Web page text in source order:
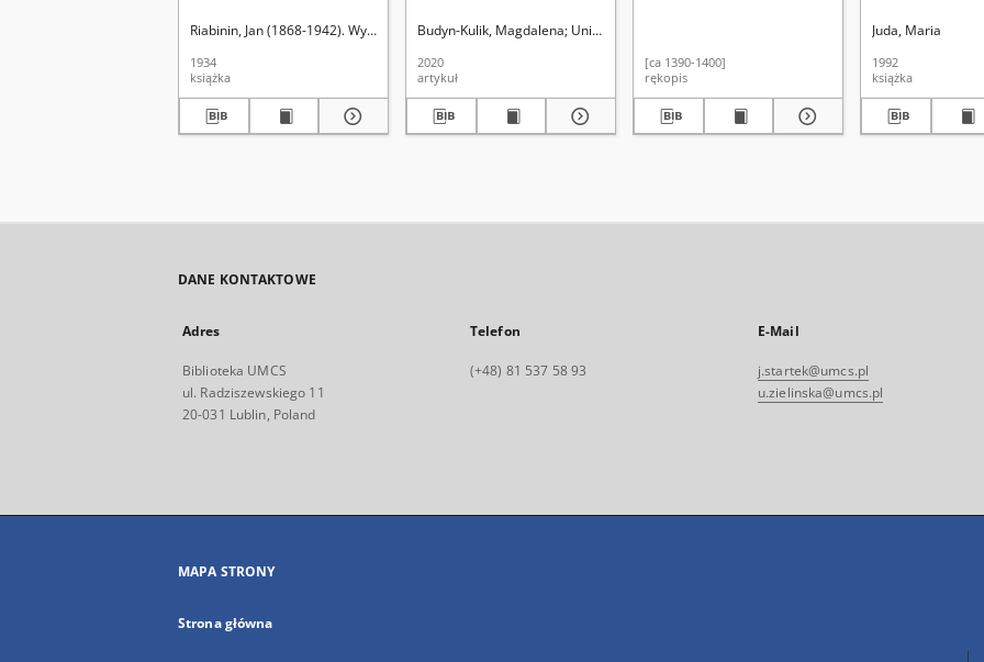
Riabinin, Jan (1868-1942). Wyd.
1934
książka
Budyn-Kulik, Magdalena Uniwersytet Marii Curie-Skłodowskiej (Lublin). Wydział Prawa i
2020
artykuł
[ca 1390-1400]
rękopis
Juda, Maria
1992
książka
DANE KONTAKTOWE
Adres
Biblioteka UMCS
ul. Radziszewskiego 11
20-031 Lublin, Poland
Telefon
(+48) 81 537 58 93
E-Mail
j.startek@umcs.pl
u.zielinska@umcs.pl
MAPA STRONY
Strona główna